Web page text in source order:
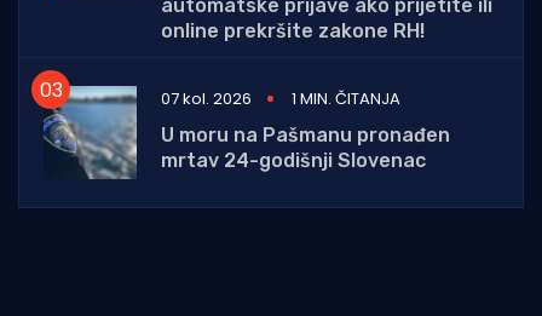
automatske prijave ako prijetite ili
online prekršite zakone RH!
07 kol. 2026
1 MIN. ČITANJA
U moru na Pašmanu pronađen
mrtav 24-godišnji Slovenac